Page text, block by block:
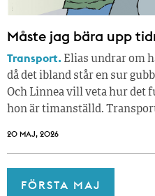
Måste jag bära upp
Transport. Elias undrar om
då det ibland står en sur
Och Linnea vill veta hur det
hon är timanställd.
20 MAJ, 2026
FÖRSTA MAJ